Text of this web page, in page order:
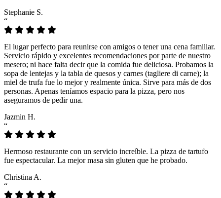
Stephanie S.
“
El lugar perfecto para reunirse con amigos o tener una cena familiar.
Servicio rápido y excelentes recomendaciones por parte de nuestro
mesero; ni hace falta decir que la comida fue deliciosa. Probamos la
sopa de lentejas y la tabla de quesos y carnes (tagliere di carne); la
miel de trufa fue lo mejor y realmente única. Sirve para más de dos
personas. Apenas teníamos espacio para la pizza, pero nos
aseguramos de pedir una.
Jazmin H.
“
Hermoso restaurante con un servicio increíble. La pizza de tartufo
fue espectacular. La mejor masa sin gluten que he probado.
Christina A.
“